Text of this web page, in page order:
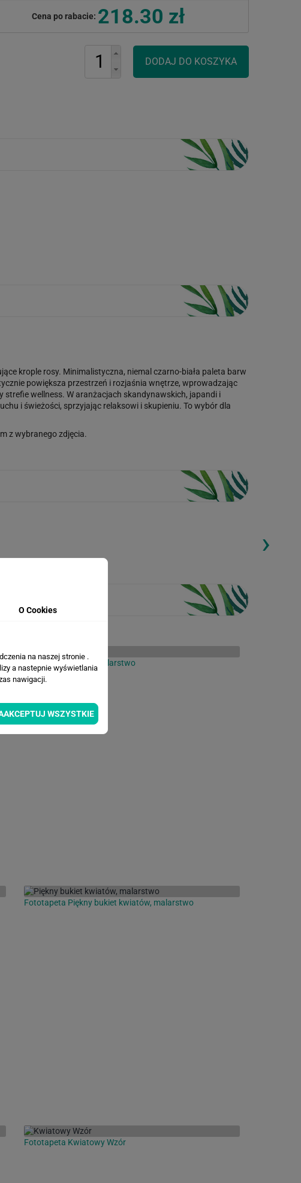
Cena po rabacie: 218.30 zł
krople rosy. Minimalistyczna, niemal czarno-biała paleta barw
powiększa przestrzeń i rozjaśnia wnętrze, wprowadzając
strefie wellness. W aranżacjach skandynawskich, japandi i
i świeżości, sprzyjając relaksowi i skupieniu. To wybór dla
z wybranego zdjęcia.
Loading...
›
Fototapeta Kwiaty malarstwo
Fototapeta Piękny bukiet kwiatów, malarstwo
Fototapeta Kwiatowy Wzór
O Cookies
na naszej stronie .
a nastepnie wyświetlania
nawigacji.
WSZYSTKIE